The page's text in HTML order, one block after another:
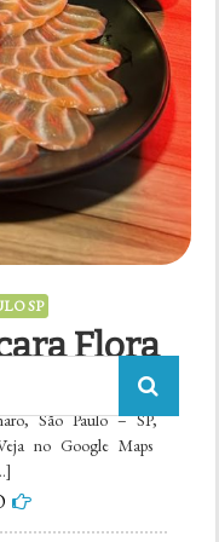
SP
Flora
Chácara flora Av.
São Paulo – SP,
no Google Maps